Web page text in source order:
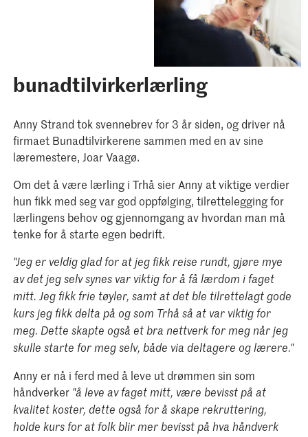
bunadtilvirkerlærling
Anny Strand tok svennebrev for 3 år siden, og driver nå
firmaet Bunadtilvirkerene sammen med en av sine
læremestere, Joar Vaagø.
Om det å være lærling i Trhå sier Anny at viktige verdier
hun fikk med seg var god oppfølging, tilrettelegging for
lærlingens behov og gjennomgang av hvordan man må
tenke for å starte egen bedrift.
"Jeg er veldig glad for at jeg fikk reise rundt, gjøre mye
av det jeg selv synes var viktig for å få lærdom i faget
mitt. Jeg fikk frie tøyler, samt at det ble tilrettelagt gode
kurs jeg fikk delta på og som Trhå så at var viktig for
meg. Dette skapte også et bra nettverk for meg når jeg
skulle starte for meg selv, både via deltagere og lærere."
Anny er nå i ferd med å leve ut drømmen sin som
håndverker "å leve av faget mitt, være bevisst på at
kvalitet koster, dette også for å skape rekruttering,
holde kurs for at folk blir mer bevisst på hva håndverk